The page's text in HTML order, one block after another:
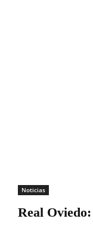
Noticias
Real